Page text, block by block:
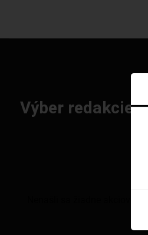
Výber redakcie: